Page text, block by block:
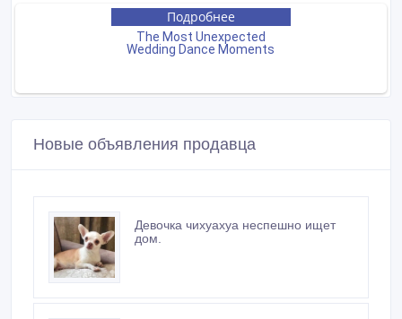
Новые объявления продавца
Девочка чихуахуа неспешно ищет
дом.